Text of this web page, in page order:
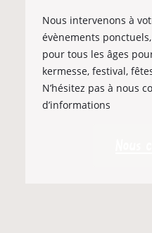
Nous intervenons à
évènements
pour tous les âges
kermesse, festival,
N’hésitez pas à nous
d’informations